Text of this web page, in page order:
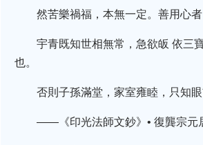
然苦樂禍福，本無一定。善用心
宇青既知世相無常，急欲皈 依三
也。
否則子孫滿堂，家室雍睦，只知
——《印光法師文鈔》• 復龔宗元